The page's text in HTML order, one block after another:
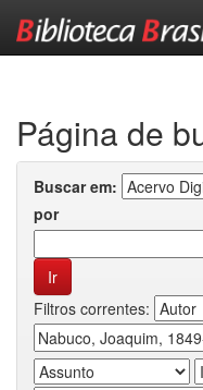
Página de
Buscar em:
por
Filtros correntes: